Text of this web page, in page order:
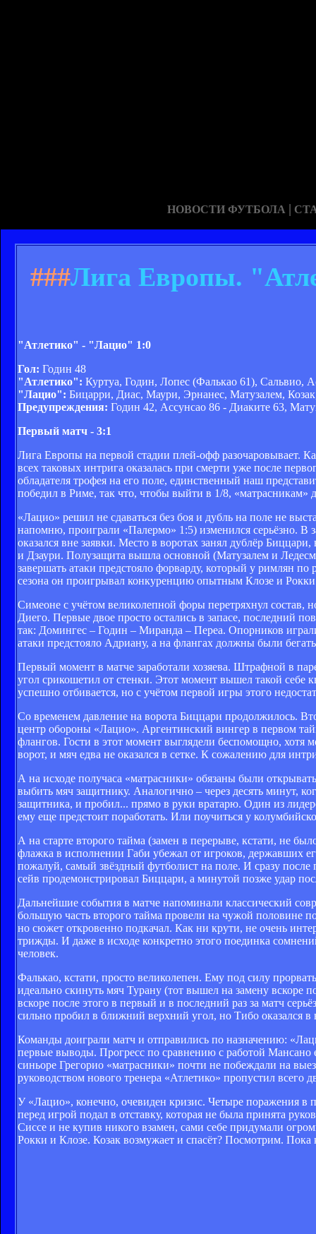
НОВОСТИ ФУТБОЛА |
###Лига Европы.
"Атлетико" - "Лацио" 1:0
Гол: Годин 48
"Атлетико": Куртуа, Годин, Лопес (Фалькао 61), Сальвио,
"Лацио": Бицарри, Диас, Маури, Эрнанес, Матузалем,
Предупреждения: Годин 42, Ассунсао 86 - Диаките 63,
Первый матч - 3:1
Лига Европы на первой стадии плей-офф разочаровывает.
всех таковых интрига оказалась при смерти уже после
обладателя трофея на его поле, единственный наш
победил в Риме, так что, чтобы выйти в 1/8, «матрасникам»
«Лацио» решил не сдаваться без боя и дубль на поле не
напомню, проиграли «Палермо» 1:5) изменился серьёзно. В
оказался вне заявки. Место в воротах занял дублёр
и Дзаури. Полузащита вышла основной (Матузалем и
завершать атаки предстояло форварду, который у римлян
сезона он проигрывал конкуренцию опытным Клозе и
Симеоне с учётом великолепной форы перетряхнул состав,
Диего. Первые двое просто остались в запасе, последний
так: Домингес – Годин – Миранда – Переа. Опорников
атаки предстояло Адриану, а на флангах должны были
Первый момент в матче заработали хозяева. Штрафной в
угол срикошетил от стенки. Этот момент вышел такой себе
успешно отбивается, но с учётом первой игры этого
Со временем давление на ворота Биццари продолжилось.
центр обороны «Лацио». Аргентинский вингер в первом
флангов. Гости в этот момент выглядели беспомощно, хотя
ворот, и мяч едва не оказался в сетке. К сожалению для
А на исходе получаса «матрасники» обязаны были
выбить мяч защитнику. Аналогично – через десять минут,
защитника, и пробил... прямо в руки вратарю. Один из
ему еще предстоит поработать. Или поучиться у
А на старте второго тайма (замен в перерыве, кстати, не
флажка в исполнении Габи убежал от игроков, державших
пожалуй, самый звёздный футболист на поле. И сразу
сейв продемонстрировал Биццари, а минутой позже удар
Дальнейшие события в матче напоминали классический
большую часть второго тайма провели на чужой половине
но сюжет откровенно подкачал. Как ни крути, не очень
трижды. И даже в исходе конкретно этого поединка
человек.
Фалькао, кстати, просто великолепен. Ему под силу
идеально скинуть мяч Турану (тот вышел на замену вскоре
вскоре после этого в первый и в последний раз за матч
сильно пробил в ближний верхний угол, но Тибо оказался
Команды доиграли матч и отправились по назначению:
первые выводы. Прогресс по сравнению с работой Мансано
синьоре Грегорио «матрасники» почти не побеждали на
руководством нового тренера «Атлетико» пропустил всего
У «Лацио», конечно, очевиден кризис. Четыре поражения в
перед игрой подал в отставку, которая не была принята
Сиссе и не купив никого взамен, сами себе придумали
Рокки и Клозе. Козак возмужает и спасёт? Посмотрим. Пока